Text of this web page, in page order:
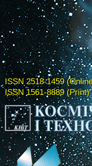
ISSN 2518-1459
ISSN 1561-8889 (Print)